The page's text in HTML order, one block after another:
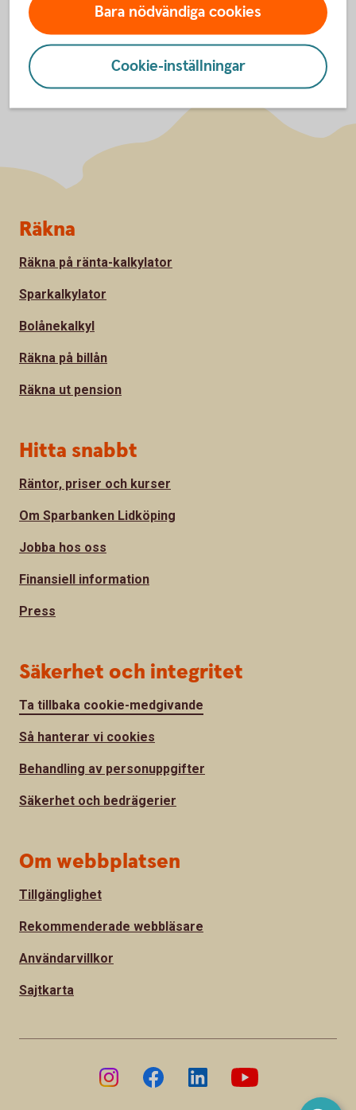
Bara nödvändiga cookies
Cookie-inställningar
Sidfot
Räkna
Räkna på ränta-kalkylator
Sparkalkylator
Bolånekalkyl
Räkna på billån
Räkna ut pension
Hitta snabbt
Räntor, priser och kurser
Om Sparbanken Lidköping
Jobba hos oss
Finansiell information
Press
Säkerhet och integritet
Ta tillbaka cookie-medgivande
Så hanterar vi cookies
Behandling av personuppgifter
Säkerhet och bedrägerier
Om webbplatsen
Tillgänglighet
Rekommenderade webbläsare
Användarvillkor
Sajtkarta